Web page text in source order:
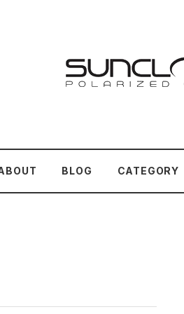
BLOG CATEGORY